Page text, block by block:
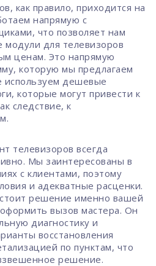
как правило, приходится на
напрямую с
что позволяет нам
модули для телевизоров
ценам. Это напрямую
которую мы предлагаем
используем дешевые
которые могут привести к
следствие, к
телевизоров всегда
Мы заинтересованы в
с клиентами, поэтому
и адекватные расценки.
решение именно вашей
вызов мастера. Он
диагностику и
восстановления
по пунктам, что
решение.